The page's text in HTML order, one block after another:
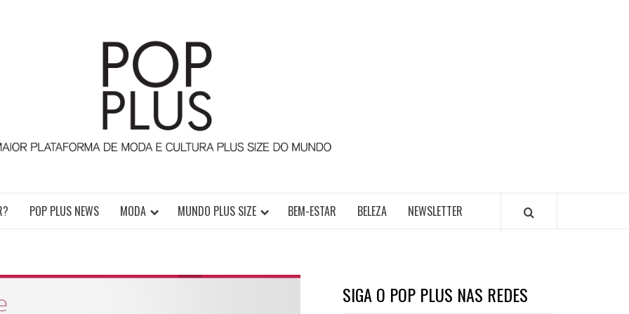
POP PLUS NEWS MODA MUNDO PLUS SIZE BEM-ESTAR BELEZA NEWSLETTER
SIGA O POP PLUS NAS REDES